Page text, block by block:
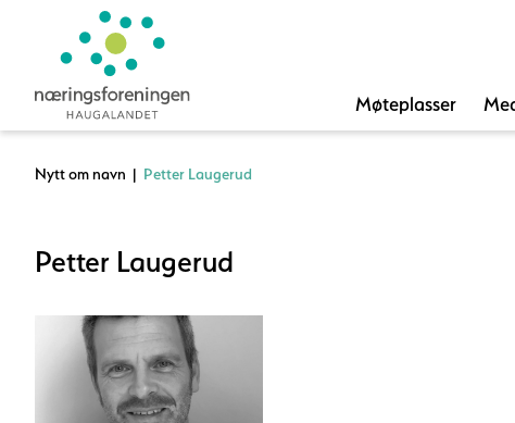
Møteplasser
Nytt om navn | Petter Laugerud
Petter Laugerud